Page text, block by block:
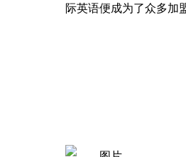
际英语便成为了众多加